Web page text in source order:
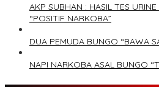
AKP SUBHAN : HASIL TES
“POSITIF NARKOBA”
DUA PEMUDA BUNGO “BAWA
NAPI NARKOBA ASAL BUNGO